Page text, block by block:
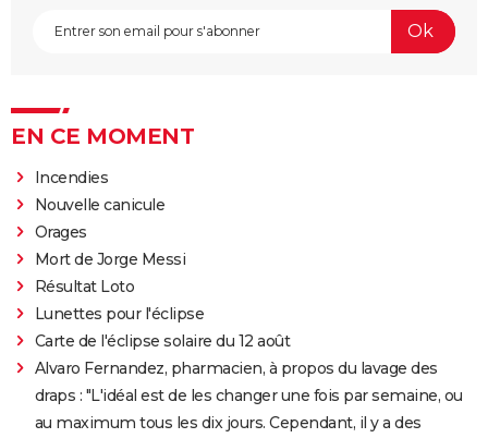
EN CE MOMENT
Incendies
Nouvelle canicule
Orages
Mort de Jorge Messi
Résultat Loto
Lunettes pour l'éclipse
Carte de l'éclipse solaire du 12 août
Alvaro Fernandez, pharmacien, à propos du lavage des
draps : "L'idéal est de les changer une fois par semaine, ou
au maximum tous les dix jours. Cependant, il y a des